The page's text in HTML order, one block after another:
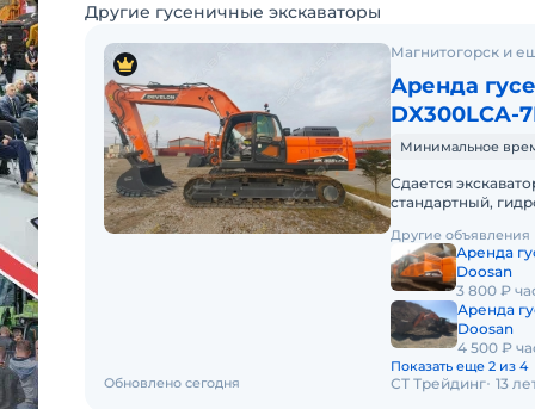
Другие гусеничные экскаваторы
Магнитогорск и
Аренда
DX300LCA-
Минимальное
Сдается
стандартный,
Другие объявления
Аренда
Doosan
3 800 ₽
Аренда
Doosan
4 500 ₽
Показать еще 2 из 4
Обновлено сегодня СТ Трейдинг 13